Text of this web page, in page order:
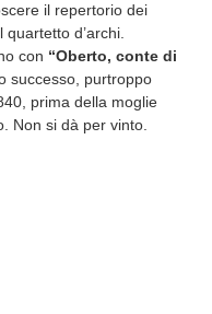
il repertorio dei
d’archi.
con “Oberto, conte di
successo, purtroppo
prima della moglie
Non si dà per vinto.